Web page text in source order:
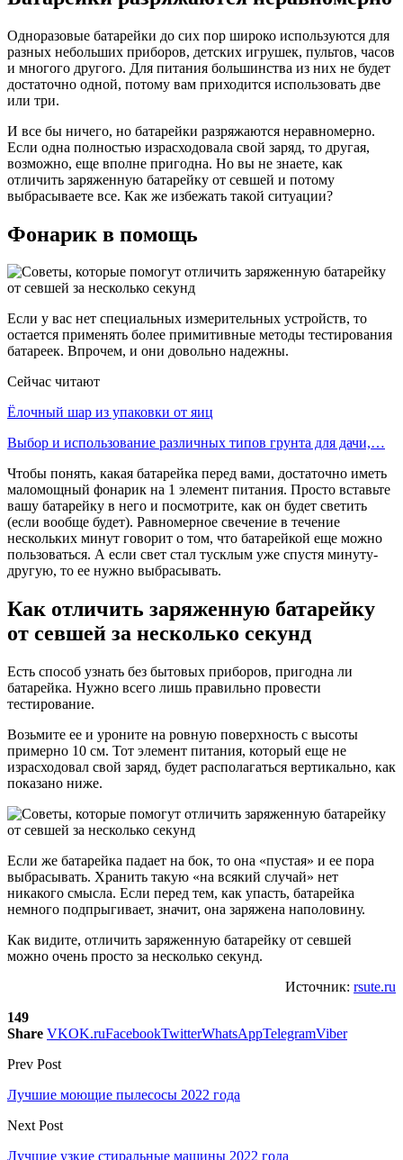
Одноразовые батарейки до сих пор широко используются для
разных небольших приборов, детских игрушек, пультов, часов
и многого другого. Для питания большинства из них не будет
достаточно одной, потому вам приходится использовать две
или три.
И все бы ничего, но батарейки разряжаются неравномерно.
Если одна полностью израсходовала свой заряд, то другая,
возможно, еще вполне пригодна. Но вы не знаете, как
отличить заряженную батарейку от севшей и потому
выбрасываете все. Как же избежать такой ситуации?
Фонарик в помощь
Если у вас нет специальных измерительных устройств, то
остается применять более примитивные методы тестирования
батареек. Впрочем, и они довольно надежны.
Сейчас читают
Ёлочный шар из упаковки от яиц
Выбор и использование различных типов грунта для дачи,…
Чтобы понять, какая батарейка перед вами, достаточно иметь
маломощный фонарик на 1 элемент питания. Просто вставьте
вашу батарейку в него и посмотрите, как он будет светить
(если вообще будет). Равномерное свечение в течение
нескольких минут говорит о том, что батарейкой еще можно
пользоваться. А если свет стал тусклым уже спустя минуту-
другую, то ее нужно выбрасывать.
Как отличить заряженную батарейку
от севшей за несколько секунд
Есть способ узнать без бытовых приборов, пригодна ли
батарейка. Нужно всего лишь правильно провести
тестирование.
Возьмите ее и уроните на ровную поверхность с высоты
примерно 10 см. Тот элемент питания, который еще не
израсходовал свой заряд, будет располагаться вертикально, как
показано ниже.
Если же батарейка падает на бок, то она «пустая» и ее пора
выбрасывать. Хранить такую «на всякий случай» нет
никакого смысла. Если перед тем, как упасть, батарейка
немного подпрыгивает, значит, она заряжена наполовину.
Как видите, отличить заряженную батарейку от севшей
можно очень просто за несколько секунд.
Источник: rsute.ru
149
Share VKOK.ruFacebookTwitterWhatsAppTelegramViber
Prev Post
Лучшие моющие пылесосы 2022 года
Next Post
Лучшие узкие стиральные машины 2022 года